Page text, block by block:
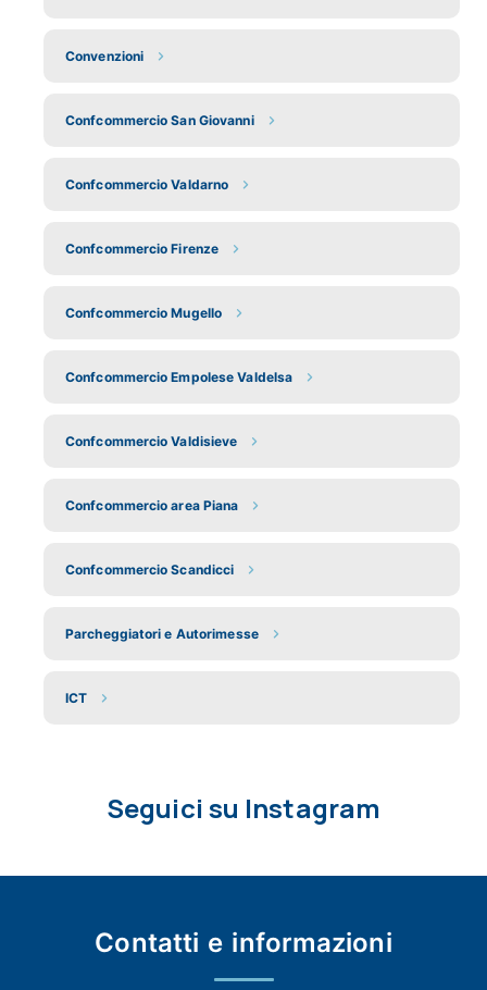
Convenzioni
Confcommercio San Giovanni
Confcommercio Valdarno
Confcommercio Firenze
Confcommercio Mugello
Confcommercio Empolese Valdelsa
Confcommercio Valdisieve
Confcommercio area Piana
Confcommercio Scandicci
Parcheggiatori e Autorimesse
ICT
Seguici su Instagram
Contatti e informazioni